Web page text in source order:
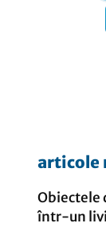
articole
Obiectele
într-un